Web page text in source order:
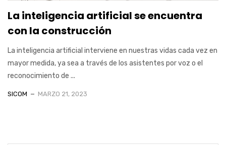
La inteligencia artificial se encuentra
con la construcción
La inteligencia artificial interviene en nuestras vidas cada vez en
mayor medida, ya sea a través de los asistentes por voz o el
reconocimiento de ...
SICOM MARZO 21, 2023